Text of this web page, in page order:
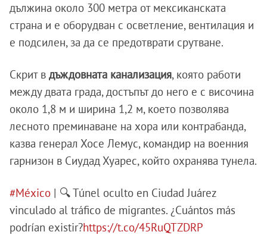
дължина около 300 метра от мексиканската
страна и е оборудван с осветление, вентилация и
е подсилен, за да се предотврати срутване.
Скрит в дъждовната канализация, която работи
между двата града, достъпът до него е с височина
около 1,8 м и ширина 1,2 м, което позволява
лесното преминаване на хора или контрабанда,
казва генерал Хосе Лемус, командир на военния
гарнизон в Сиудад Хуарес, който охранява тунела.
#México | 🔍 Túnel oculto en Ciudad Juárez
vinculado al tráfico de migrantes. ¿Cuántos más
podrían existir?https://t.co/45RuQTZDRP